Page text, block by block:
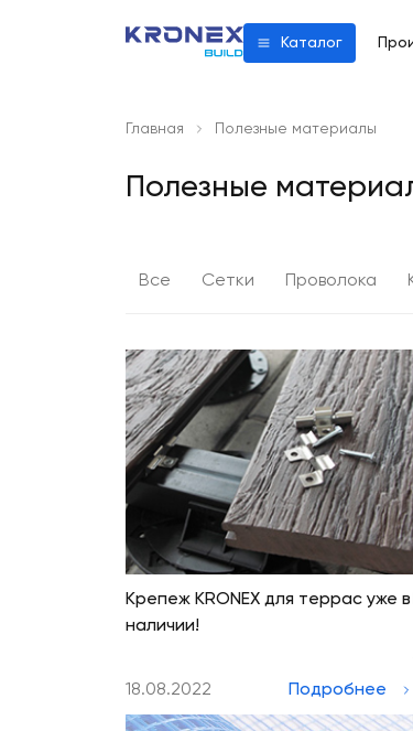
Каталог
Главная Полезные материалы
Полезные
Все Сетки Проволока
Крепеж KRONEX для террас уже в
наличии!
18.08.2022 Подробнее